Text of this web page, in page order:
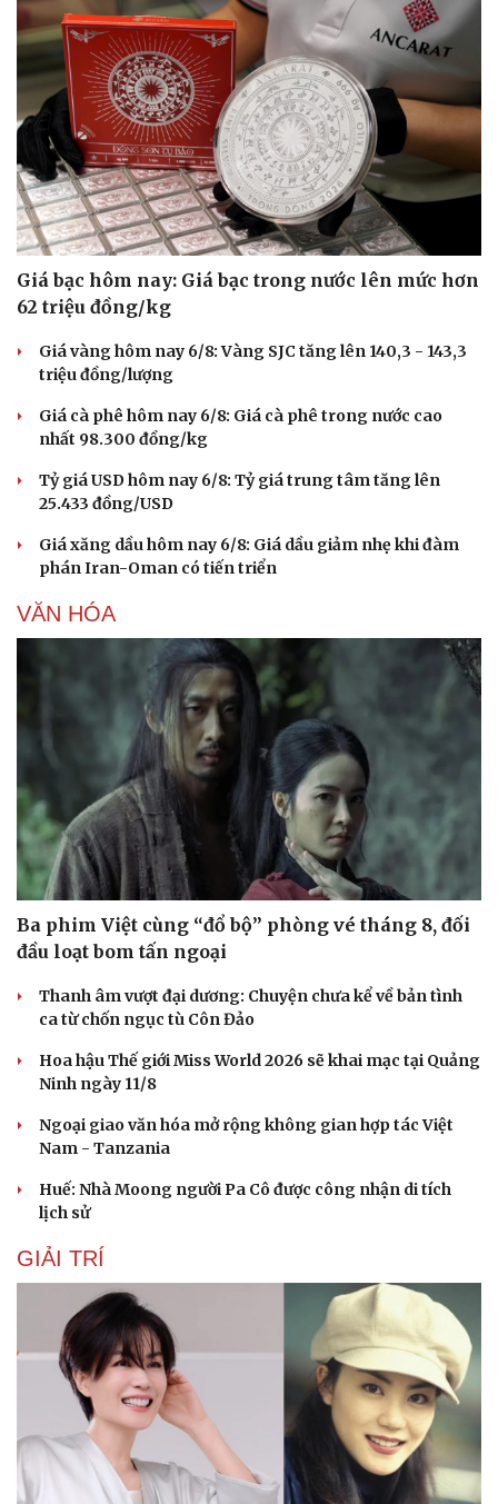
Du lịch
Tư vấn
Săn Tour
check-in
Podcast
Câu chuyện thời sự
Đọc truyện đêm khuya
Cửa sổ tình yêu
Hạt giống tâm hồn
Giá bạc hôm nay: Giá bạc trong nước lên mức hơn
62 triệu đồng/kg
Giá vàng hôm nay 6/8: Vàng SJC tăng lên 140,3 - 143,3
triệu đồng/lượng
Giá cà phê hôm nay 6/8: Giá cà phê trong nước cao
nhất 98.300 đồng/kg
Tỷ giá USD hôm nay 6/8: Tỷ giá trung tâm tăng lên
25.433 đồng/USD
Giá xăng dầu hôm nay 6/8: Giá dầu giảm nhẹ khi đàm
phán Iran-Oman có tiến triển
VĂN HÓA
Ba phim Việt cùng “đổ bộ” phòng vé tháng 8, đối
đầu loạt bom tấn ngoại
Thanh âm vượt đại dương: Chuyện chưa kể về bản tình
ca từ chốn ngục tù Côn Đảo
Hoa hậu Thế giới Miss World 2026 sẽ khai mạc tại Quảng
Ninh ngày 11/8
Ngoại giao văn hóa mở rộng không gian hợp tác Việt
Nam - Tanzania
Huế: Nhà Moong người Pa Cô được công nhận di tích
lịch sử
GIẢI TRÍ